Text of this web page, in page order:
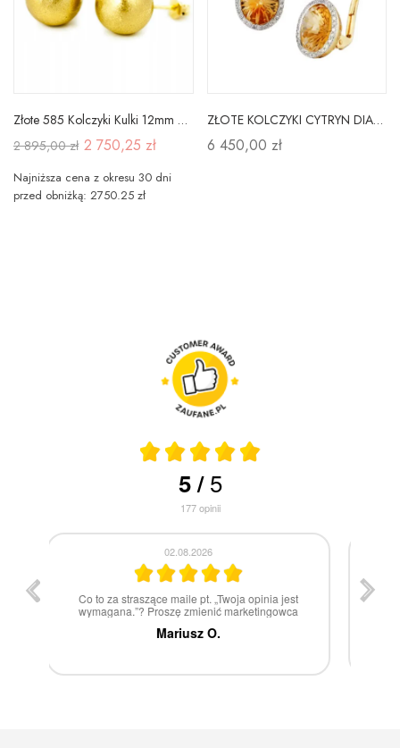
Złote 585 Kolczyki Kulki 12mm Satyna
2 895,00 zł 2 750,25 zł
Najniższa cena z okresu 30 dni
przed obniżką: 2750.25 zł
ZŁOTE KOLCZYKI CYTRYN DIAMENTY PRÓBA 585 PATENTKA
6 450,00 zł
5/5
177opinii
30.07.2026
W 100% polecam
Marcin Z.